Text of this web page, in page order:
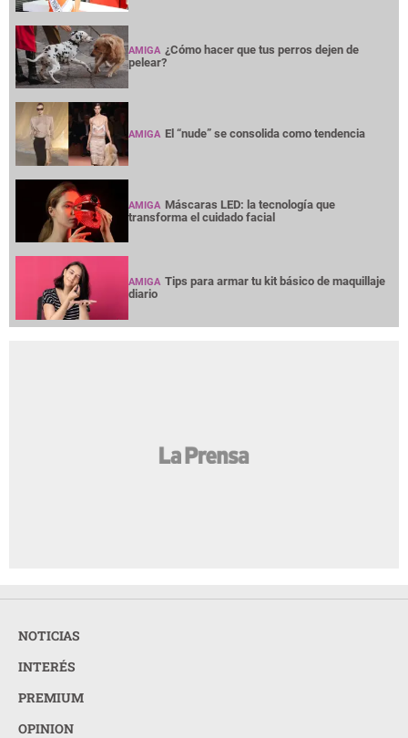
AMIGA ¿Cómo hacer que tus perros dejen de
pelear?
AMIGA El “nude” se consolida como tendencia
AMIGA Máscaras LED: la tecnología que
transforma el cuidado facial
AMIGA Tips para armar tu kit básico de maquillaje
diario
NOTICIAS
INTERÉS
PREMIUM
OPINION